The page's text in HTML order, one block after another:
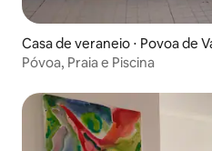
Casa de veraneio ⋅ Povoa de
Póvoa, Praia e Piscina